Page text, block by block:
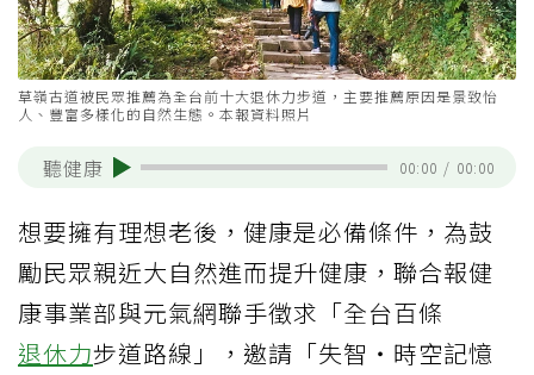
草嶺古道被民眾推薦為全台前十大退休力步道，主要推薦原因是景致怡
人、豐富多樣化的自然生態。本報資料照片
聽健康 00:00 / 00:00
想要擁有理想老後，健康是必備條件，為鼓
勵民眾親近大自然進而提升健康，聯合報健
康事業部與元氣網聯手徵求「全台百條
退休力步道路線」，邀請「失智・時空記憶